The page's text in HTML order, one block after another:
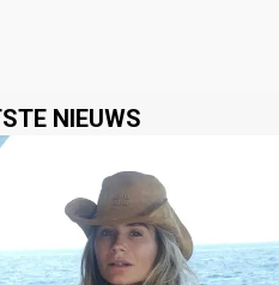
NIEUWS